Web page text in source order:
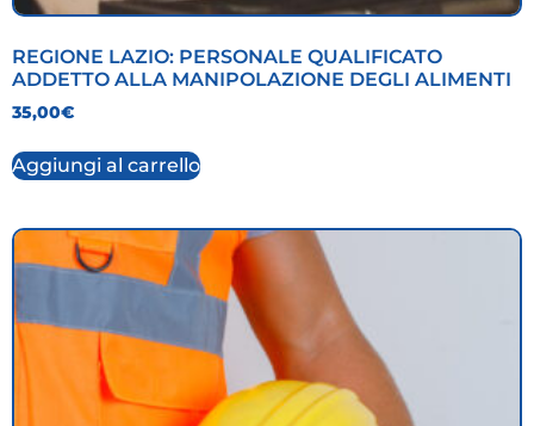
REGIONE LAZIO: PERSONALE QUALIFICATO
ADDETTO ALLA MANIPOLAZIONE DEGLI ALIMENTI
35,00€
Aggiungi al carrello